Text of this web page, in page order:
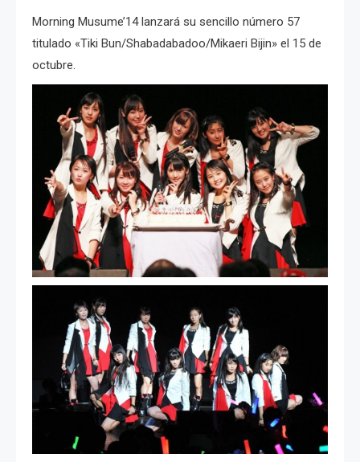
Morning Musume’14 lanzará su sencillo número 57
titulado «Tiki Bun/Shabadabadoo/Mikaeri Bijin» el 15 de
octubre.